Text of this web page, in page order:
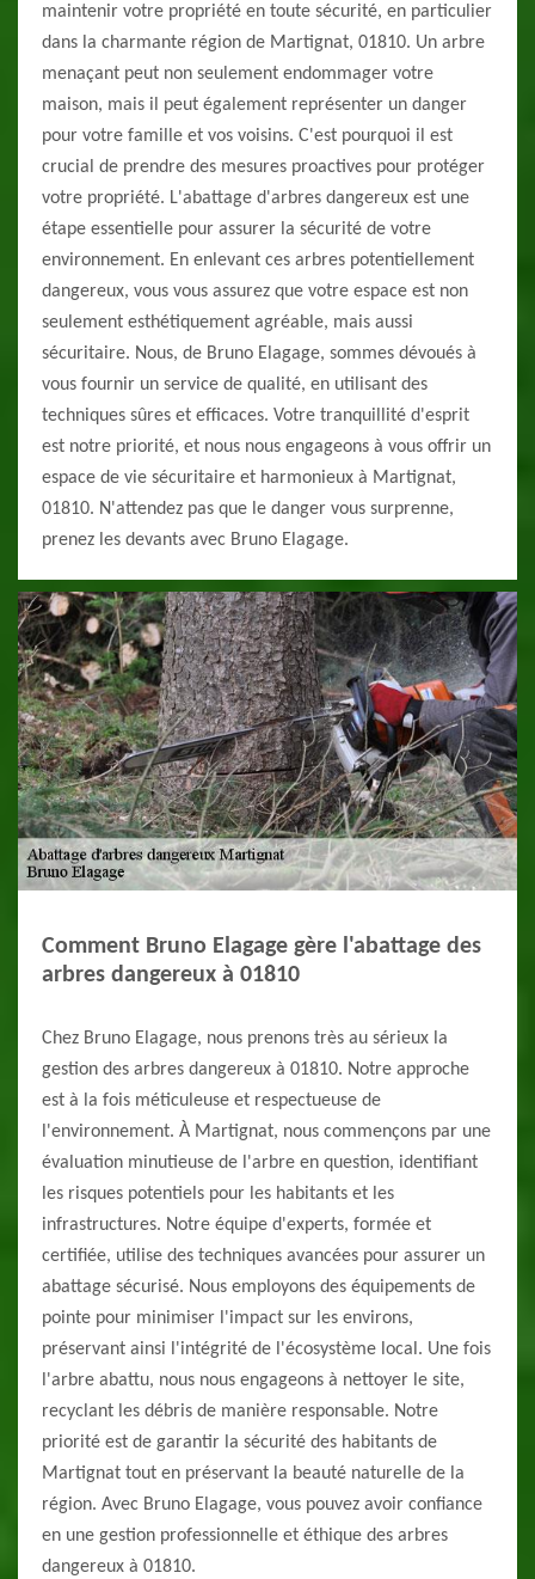
maintenir votre propriété en toute sécurité, en particulier
dans la charmante région de Martignat, 01810. Un arbre
menaçant peut non seulement endommager votre
maison, mais il peut également représenter un danger
pour votre famille et vos voisins. C'est pourquoi il est
crucial de prendre des mesures proactives pour protéger
votre propriété. L'abattage d'arbres dangereux est une
étape essentielle pour assurer la sécurité de votre
environnement. En enlevant ces arbres potentiellement
dangereux, vous vous assurez que votre espace est non
seulement esthétiquement agréable, mais aussi
sécuritaire. Nous, de Bruno Elagage, sommes dévoués à
vous fournir un service de qualité, en utilisant des
techniques sûres et efficaces. Votre tranquillité d'esprit
est notre priorité, et nous nous engageons à vous offrir un
espace de vie sécuritaire et harmonieux à Martignat,
01810. N'attendez pas que le danger vous surprenne,
prenez les devants avec Bruno Elagage.
Comment Bruno Elagage gère l'abattage des
arbres dangereux à 01810
Chez Bruno Elagage, nous prenons très au sérieux la
gestion des arbres dangereux à 01810. Notre approche
est à la fois méticuleuse et respectueuse de
l'environnement. À Martignat, nous commençons par une
évaluation minutieuse de l'arbre en question, identifiant
les risques potentiels pour les habitants et les
infrastructures. Notre équipe d'experts, formée et
certifiée, utilise des techniques avancées pour assurer un
abattage sécurisé. Nous employons des équipements de
pointe pour minimiser l'impact sur les environs,
préservant ainsi l'intégrité de l'écosystème local. Une fois
l'arbre abattu, nous nous engageons à nettoyer le site,
recyclant les débris de manière responsable. Notre
priorité est de garantir la sécurité des habitants de
Martignat tout en préservant la beauté naturelle de la
région. Avec Bruno Elagage, vous pouvez avoir confiance
en une gestion professionnelle et éthique des arbres
dangereux à 01810.